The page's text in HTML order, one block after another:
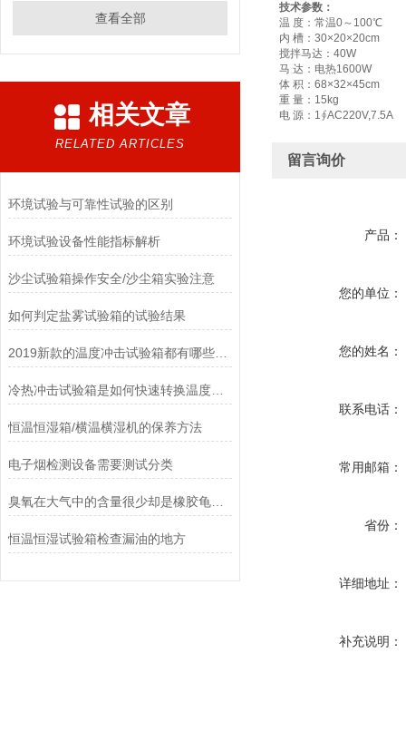
查看全部
相关文章
RELATED ARTICLES
环境试验与可靠性试验的区别
环境试验设备性能指标解析
沙尘试验箱操作安全/沙尘箱实验注意
如何判定盐雾试验箱的试验结果
2019新款的温度冲击试验箱都有哪些功能
冷热冲击试验箱是如何快速转换温度的吗？
恒温恒湿箱/横温横湿机的保养方法
电子烟检测设备需要测试分类
臭氧在大气中的含量很少却是橡胶龟裂的主要因素_臭氧老化试验箱
恒温恒湿试验箱检查漏油的地方
技术参数：
温 度：常温0～100℃
内 槽：30×20×20cm
搅拌马达：40W
马 达：电热1600W
体 积：68×32×45cm
重 量：15kg
电 源：1∮AC220V,7.5A
留言询价
产品：
您的单位：
您的姓名：
联系电话：
常用邮箱：
省份：
详细地址：
补充说明：